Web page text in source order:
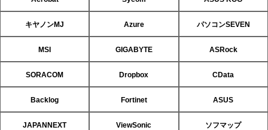
キヤノンMJ Azure パソコンSEVEN
MSI GIGABYTE ASRock
SORACOM Dropbox CData
Backlog Fortinet ASUS
JAPANNEXT ViewSonic ソフマップ